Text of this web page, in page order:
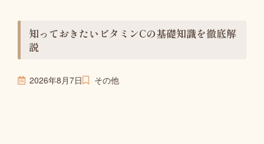
知っておきたいビタミンCの基礎知識を徹底解
説
2026年8月7日 その他